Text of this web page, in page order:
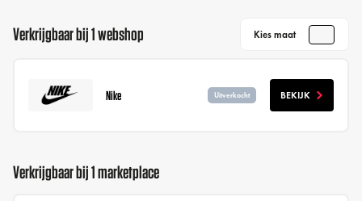
Verkrijgbaar bij 1 webshop Kies maat
Nike Uitverkocht BEKIJK
Verkrijgbaar bij 1 marketplace